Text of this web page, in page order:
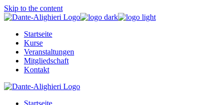
Skip to the content
Startseite
Kurse
Veranstaltungen
Mitgliedschaft
Kontakt
Startseite